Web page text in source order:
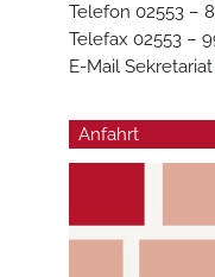
Telefon 02553 –
Telefax 02553 –
E-Mail
Anfahrt